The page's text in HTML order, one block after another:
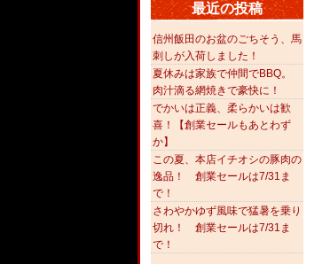
最近の投稿
信州飯田のお盆のごちそう、馬
刺しが入荷しました！
夏休みは家族で仲間でBBQ。
肉汁滴る網焼きで豪快に！
でかいは正義、柔らかいは歓
喜！【創業セールもあとわず
か】
この夏、本店イチオシの豚肉の
逸品！ 創業セールは7/31ま
で！
さわやかゆず風味で猛暑を乗り
切れ！ 創業セールは7/31ま
で！